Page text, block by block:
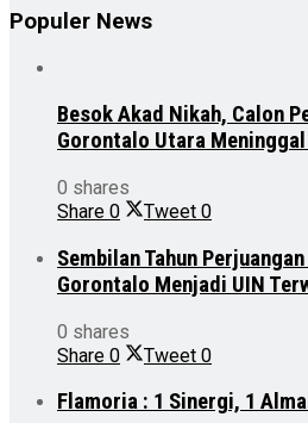
Populer News
Besok Akad Nikah, Calon
Gorontalo Utara Meninggal
0 shares
Share 0 Tweet 0
Sembilan Tahun
Gorontalo Menjadi UIN
0 shares
Share 0 Tweet 0
Flamoria : 1 Sinergi, 1